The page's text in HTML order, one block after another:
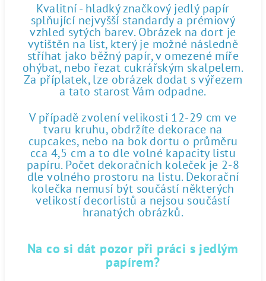
Kvalitní - hladký značkový jedlý papír
splňující nejvyšší standardy a prémiový
vzhled sytých barev. Obrázek na dort je
vytištěn na list, který je možné následně
stříhat jako běžný papír, v omezené míře
ohýbat, nebo řezat cukrářským skalpelem.
Za příplatek, lze obrázek dodat s výřezem
a tato starost Vám odpadne.
V případě zvolení velikosti 12-29 cm ve
tvaru kruhu, obdržíte dekorace na
cupcakes, nebo na bok dortu o průměru
cca 4,5 cm a to dle volné kapacity listu
papíru. Počet dekoračních koleček je 2-8
dle volného prostoru na listu. Dekorační
kolečka nemusí být součástí některých
velikostí decorlistů a nejsou součástí
hranatých obrázků.
Na co si dát pozor při práci s jedlým
papírem?